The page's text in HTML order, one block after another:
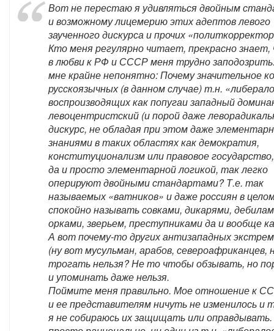
Вот не перестаю я удивляться двойным
и возможному лицемерию этих адептов левого
заученного дискурса и прочих
Кто меня регулярно читает, прекрасно
в любви к РФ и СССР меня трудно
мне крайне непонятно: Почему значительное
русскоязычных (в данном случае) т.н.
воспроизводящих как попугаи западный
левоцентристский (и порой даже
дискурс, не обладая при этом даже
знаниями в таких областях как демократия,
конституционализм или правовое государство,
да и просто элементарной логикой, так легко
оперируют двойными стандартами? Т.е. так
называемых «ватников» и даже россиян в
спокойно называть совками, дикарями,
орками, зверьем, преступниками да и вообще
А вот почему-то других антизападных
(ну вот мусульман, арабов, североафриканцев,
трогать нельзя? Не то чтобы обзывать, но
и упоминать даже нельзя.
Поймите меня правильно. Мое отношение к
и ее представителям ничуть не изменилось и
я не собираюсь их защищать или